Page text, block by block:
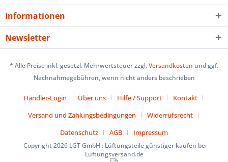
Informationen
Newsletter
* Alle Preise inkl. gesetzl. Mehrwertsteuer zzgl.Versandkosten und ggf.
Nachnahmegebühren, wenn nicht anders beschrieben
Händler-Login Über uns Hilfe / Support
Kontakt
Versand und Zahlungsbedingungen
Widerrufsrecht
Datenschutz
AGB Impressum
Copyright 2026 LGT GmbH : Lüftungsteile günstiger kaufen bei
Lüftungsversand.de